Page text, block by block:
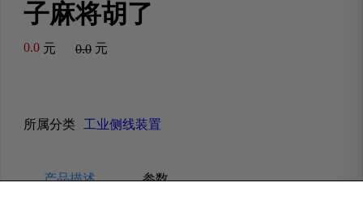
子麻将胡了
0.0 元 0.0 元
所属分类 工业侧线装置
产品描述 参数